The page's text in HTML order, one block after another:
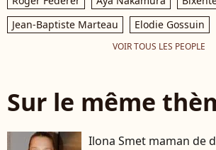
Jean-Baptiste Marteau
Elodie Gossuin
VOIR TOUS LES PEOPLE
Sur le même
Ilona Smet maman de